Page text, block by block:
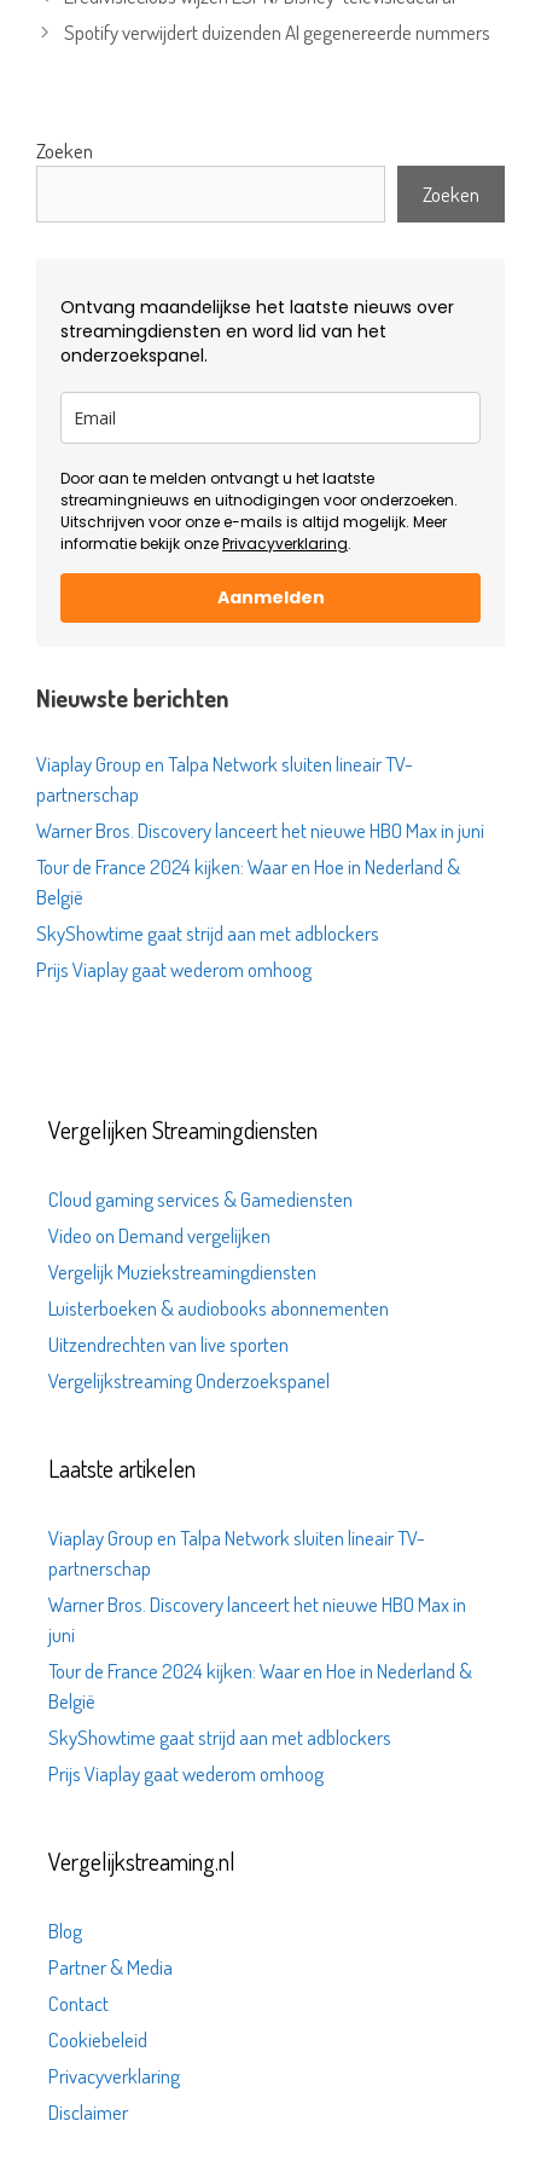
Spotify verwijdert duizenden AI gegenereerde nummers
Zoeken
Zoeken
Ontvang maandelijkse het laatste nieuws over
streamingdiensten en word lid van het
onderzoekspanel.
Door aan te melden ontvangt u het laatste
streamingnieuws en uitnodigingen voor onderzoeken.
Uitschrijven voor onze e-mails is altijd mogelijk. Meer
informatie bekijk onzePrivacyverklaring.
Aanmelden
Nieuwste berichten
Viaplay Group en Talpa Network sluiten lineair TV-
partnerschap
Warner Bros. Discovery lanceert het nieuwe HBO Max in juni
Tour de France 2024 kijken: Waar en Hoe in Nederland &
België
SkyShowtime gaat strijd aan met adblockers
Prijs Viaplay gaat wederom omhoog
Vergelijken Streamingdiensten
Cloud gaming services & Gamediensten
Video on Demand vergelijken
Vergelijk Muziekstreamingdiensten
Luisterboeken & audiobooks abonnementen
Uitzendrechten van live sporten
Vergelijkstreaming Onderzoekspanel
Laatste artikelen
Viaplay Group en Talpa Network sluiten lineair TV-
partnerschap
Warner Bros. Discovery lanceert het nieuwe HBO Max in
juni
Tour de France 2024 kijken: Waar en Hoe in Nederland &
België
SkyShowtime gaat strijd aan met adblockers
Prijs Viaplay gaat wederom omhoog
Vergelijkstreaming.nl
Blog
Partner & Media
Contact
Cookiebeleid
Privacyverklaring
Disclaimer